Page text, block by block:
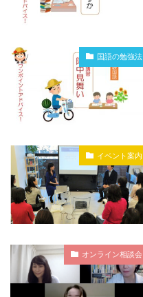
国語の勉強法
イベント案内
オンライン相談会